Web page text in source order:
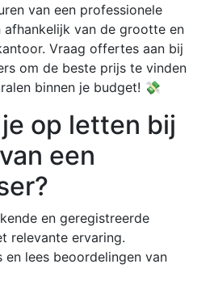
van een professionele
afhankelijk van de grootte en
Vraag offertes aan bij
om de beste prijs te vinden
binnen je budget! 💸
op letten bij
een
en geregistreerde
relevante ervaring.
en lees beoordelingen van